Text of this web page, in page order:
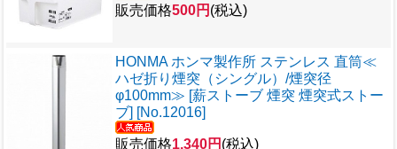
販売価格500円 (税込)
HONMA ホンマ製作所 ステンレス 直筒≪
ハゼ折り煙突（シングル）/煙突径
φ100mm≫ [薪ストーブ 煙突 煙突式ストー
ブ] [No.12016]
販売価格1,340円 (税込)